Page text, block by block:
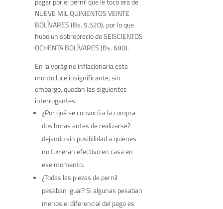
NUEVE MIL QUINIENTOS VEINTE
BOLÍVARES (Bs. 9.520), por lo que
hubo un sobreprecio de SEISCIENTOS
OCHENTA BOLÍVARES (Bs. 680).
En la vorágine inflacionaria este
monto luce insignificante, sin
embargo, quedan las siguientes
interrogantes:
¿Por qué se convocó a la compra
dos horas antes de realizarse?
dejando sin posibilidad a quienes
no tuvieran efectivo en casa en
ese momento.
¿Todas las piezas de pernil
pesaban igual? Si algunas pesaban
menos el diferencial del pago es